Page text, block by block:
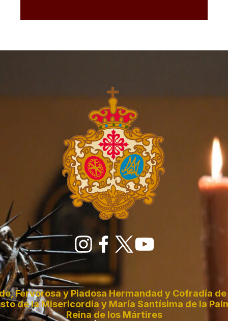
Fervorosa y Piadosa Hermandad y Cofradía
de la Misericordia y María Santísima de la
Reina de los Mártires